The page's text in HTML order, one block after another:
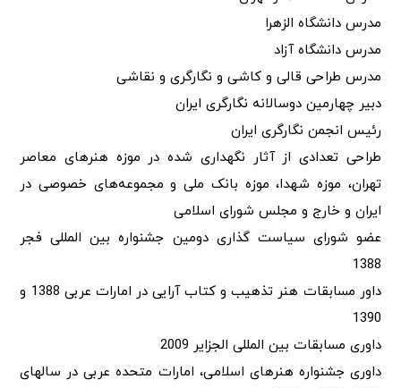
مدرس دانشگاه الزهرا
مدرس دانشگاه آزاد
مدرس طراحی قالی و کاشی و نگارگری و نقاشی
دبیر چهارمین دوسالانه نگارگری ایران
رئیس انجمن نگارگری ایران
طراحی تعدادی از آثار نگهداری شده در موزه هنرهای معاصر
تهران، موزه شهدا، موزه بانک ملی و مجموعه‌های خصوصی در
ایران و خارج و مجلس شورای اسلامی
عضو شورای سیاست گذاری دومین جشنواره بین المللی فجر
1388
داور مسابقات هنر تذهیب و کتاب آرایی در امارات عربی 1388 و
1390
داوری مسابقات بین المللی الجزایر 2009
داوری جشنواره هنرهای اسلامی، امارات متحده عربی در سالهای